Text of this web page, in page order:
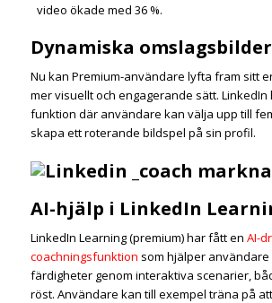
video ökade med 36 %.
Dynamiska omslagsbilder
Nu kan Premium-användare lyfta fram sitt
mer visuellt och engagerande sätt.
funktion där användare kan välja upp till
skapa ett roterande bildspel på sin profil.
AI-hjälp i LinkedIn
LinkedIn Learning (premium) har fått en AI-
coachningsfunktion som hjälper
färdigheter genom interaktiva scenarier,
röst. Användare kan till exempel träna på